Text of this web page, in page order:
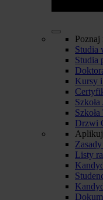
Poznaj
Studia
Studia
Kursy
Drzwi
Listy